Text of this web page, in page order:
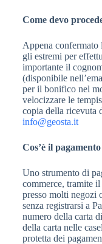
Come devo
Appena confermato
gli estremi per
importante il
(disponibile
per il bonifico nel
velocizzare le
copia della ricevuta
info@geosta.it
Cos’è il
Uno strumento di
commerce, tramite
presso molti negozi
senza registrarsi a
numero della carta
della carta nelle
protetta dei